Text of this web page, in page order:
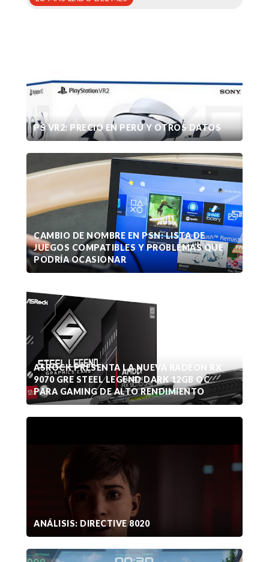
PS VR2: PRECIO EN PERÚ Y OTROS DATOS
CAMBIO DE NOMBRE EN PSN: LISTA DE
JUEGOS COMPATIBLES Y PROBLEMAS QUE
PODRÍA OCASIONAR
ASROCK PRESENTA LA NUEVA RADEON RX
9070 GRE STEEL LEGEND DARK 12GB OC
PARA GAMING DE ALTO RENDIMIENTO
ANÁLISIS: DIRECTIVE 8020